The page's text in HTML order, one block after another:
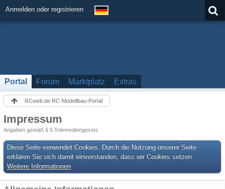
Anmelden oder registrieren
Portal Forum Marktplatz Extras
RCweb.de RC-Modellbau-Portal
Impressum
Angaben gemäß § 5 Telemediengesetz
Diese Seite verwendet Cookies. Durch die Nutzung unserer Seite
erklären Sie sich damit einverstanden, dass wir Cookies setzen.
Weitere Informationen